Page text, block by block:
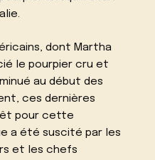
dont Martha
le pourpier cru et
au début des
ces dernières
pour cette
a été suscité par les
et les chefs